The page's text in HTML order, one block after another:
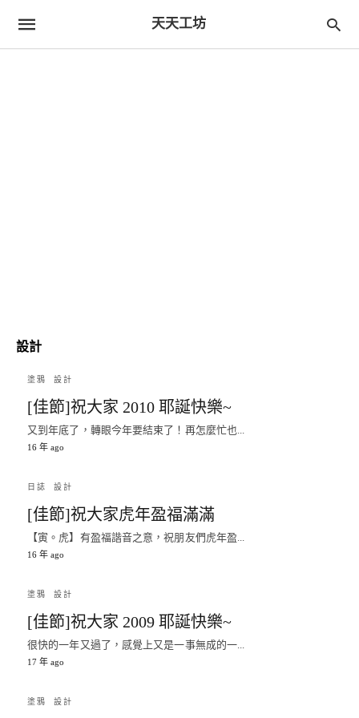
天天工坊
設計
塗鴉 設計
[佳節]祝大家 2010 耶誕快樂~
又到年底了，轉眼今年要結束了！再怎麼忙也...
16 年 ago
日誌 設計
[佳節]祝大家虎年盈福滿滿
【寅。虎】有盈福諧音之意，祝朋友們虎年盈...
16 年 ago
塗鴉 設計
[佳節]祝大家 2009 耶誕快樂~
很快的一年又過了，感覺上又是一事無成的一...
17 年 ago
塗鴉 設計